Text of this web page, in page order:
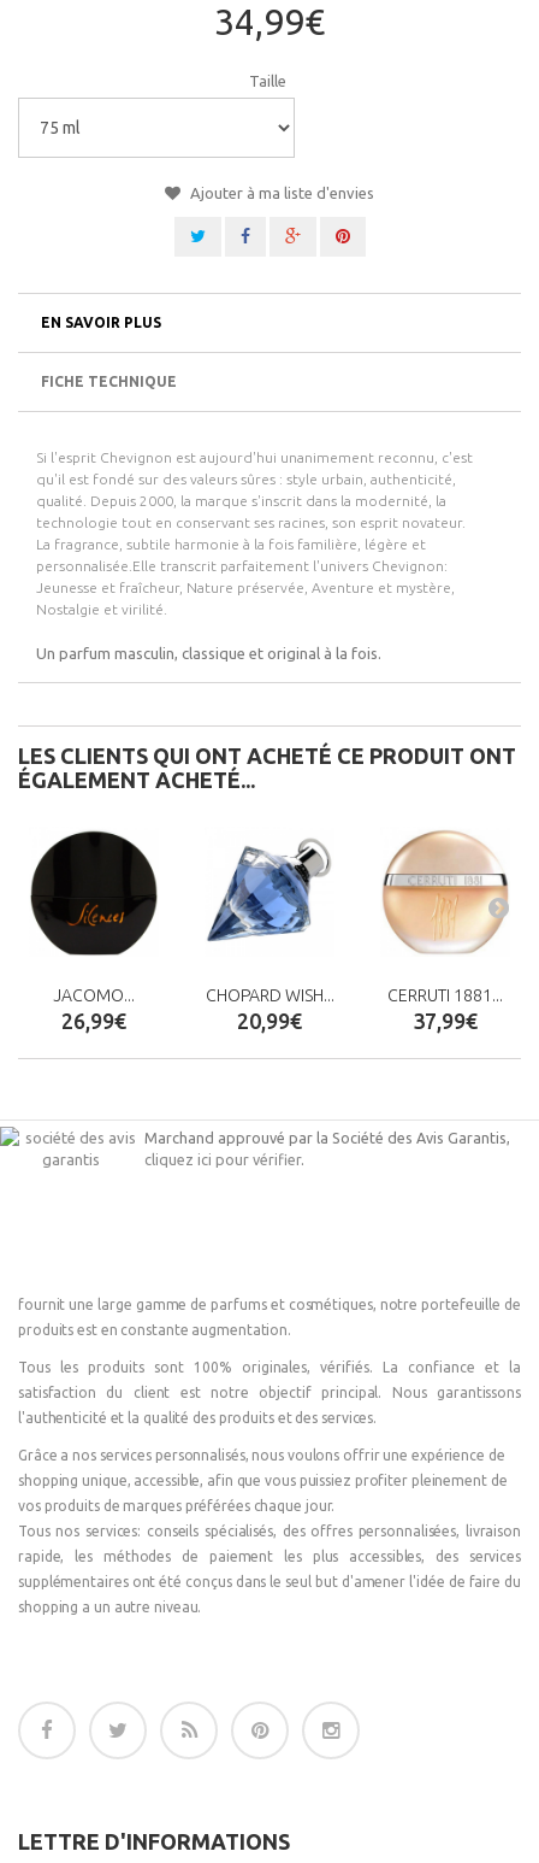
34,99€
Taille
Ajouter à ma liste d'envies
EN SAVOIR PLUS
FICHE TECHNIQUE
Si l'esprit Chevignon est aujourd'hui unanimement reconnu, c'est
qu'il est fondé sur des valeurs sûres : style urbain, authenticité,
qualité. Depuis 2000, la marque s'inscrit dans la modernité, la
technologie tout en conservant ses racines, son esprit novateur.
La fragrance, subtile harmonie à la fois familière, légère et
personnalisée.Elle transcrit parfaitement l'univers Chevignon:
Jeunesse et fraîcheur, Nature préservée, Aventure et mystère,
Nostalgie et virilité.
Un parfum masculin, classique et original à la fois.
LES CLIENTS QUI ONT ACHETÉ CE PRODUIT ONT
ÉGALEMENT ACHETÉ...
JACOMO...
26,99€
CHOPARD WISH...
20,99€
CERRUTI 1881...
37,99€
Marchand approuvé par la Société des Avis Garantis,
cliquez ici pour vérifier.
fournit une large gamme de parfums et cosmétiques, notre portefeuille de
produits est en constante augmentation.
Tous les produits sont 100% originales, vérifiés. La confiance et la
satisfaction du client est notre objectif principal. Nous garantissons
l'authenticité et la qualité des produits et des services.
Grâce a nos services personnalisés, nous voulons offrir une expérience de
shopping unique, accessible, afin que vous puissiez profiter pleinement de
vos produits de marques préférées chaque jour.
Tous nos services: conseils spécialisés, des offres personnalisées, livraison
rapide, les méthodes de paiement les plus accessibles, des services
supplémentaires ont été conçus dans le seul but d'amener l'idée de faire du
shopping a un autre niveau.
LETTRE D'INFORMATIONS